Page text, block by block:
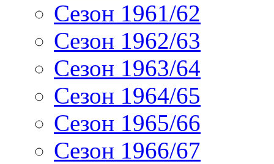
Сезон 1961/62
Сезон 1962/63
Сезон 1963/64
Сезон 1964/65
Сезон 1965/66
Сезон 1966/67